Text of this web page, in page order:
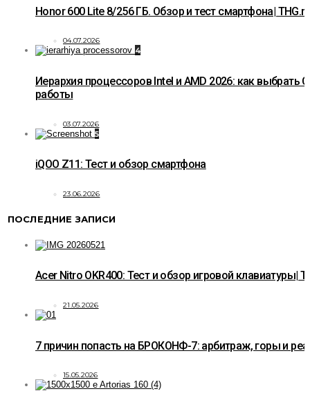
Honor 600 Lite 8/256 ГБ. Обзор и тест смартфона| THG.ru
04.07.2026
4
Иерархия процессоров Intel и AMD 2026: как выбрать
работы
03.07.2026
5
iQOO Z11: Тест и обзор смартфона
23.06.2026
ПОСЛЕДНИЕ ЗАПИСИ
Acer Nitro OKR400: Тест и обзор игровой клавиатуры|
21.05.2026
7 причин попасть на БРОКОНФ-7: арбитраж, горы и
15.05.2026